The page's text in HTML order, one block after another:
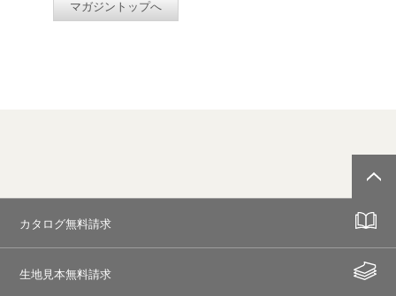
マガジントップへ
カタログ無料請求
生地見本無料請求